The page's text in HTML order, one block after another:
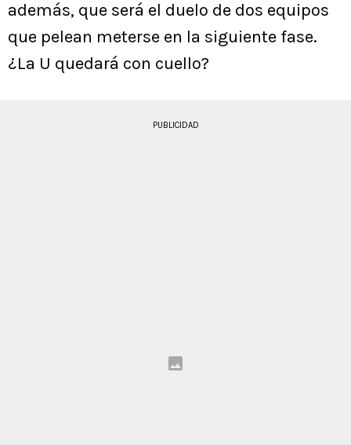
además, que será el duelo de dos equipos
que pelean meterse en la siguiente fase.
¿La U quedará con cuello?
PUBLICIDAD